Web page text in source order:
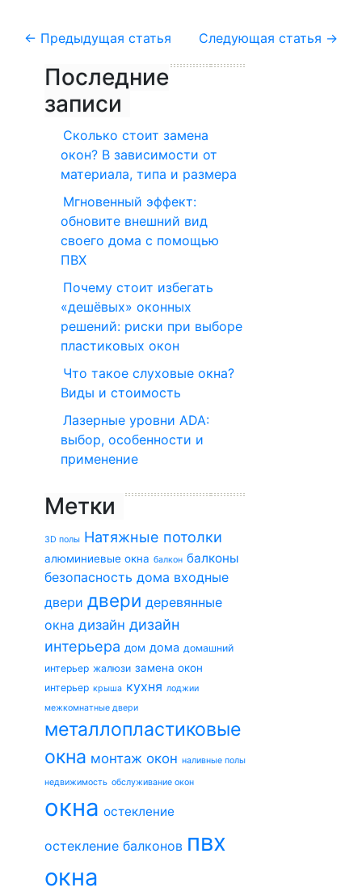
← Предыдущая статья Следующая статья →
Последние
записи
Сколько стоит замена
окон? В зависимости от
материала, типа и размера
Мгновенный эффект:
обновите внешний вид
своего дома с помощью
ПВХ
Почему стоит избегать
«дешёвых» оконных
решений: риски при выборе
пластиковых окон
Что такое слуховые окна?
Виды и стоимость
Лазерные уровни ADA:
выбор, особенности и
применение
Метки
3D полы Натяжные потолки
алюминиевые окна балкон балконы
безопасность дома входные
двери двери деревянные
окна дизайн дизайн
интерьера дом дома домашний
интерьер жалюзи замена окон
интерьер крыша кухня лоджии
межкомнатные двери
металлопластиковые
окна монтаж окон наливные полы
недвижимость обслуживание окон
окна остекление
остекление балконов пвх
окна